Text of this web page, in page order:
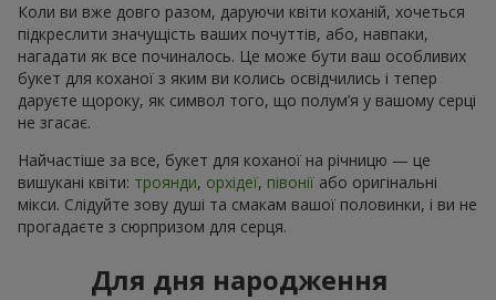
Коли ви вже довго разом, даруючи квіти коханій, хочеться
підкреслити значущість ваших почуттів, або, навпаки,
нагадати як все починалось. Це може бути ваш особливих
букет для коханої з яким ви колись освідчились і тепер
даруєте щороку, як символ того, що полум’я у вашому серці
не згасає.
Найчастіше за все, букет для коханої на річницю — це
вишукані квіти: троянди, орхідеї, півонії або оригінальні
мікси. Слідуйте зову душі та смакам вашої половинки, і ви не
прогадаєте з сюрпризом для серця.
Для дня народження